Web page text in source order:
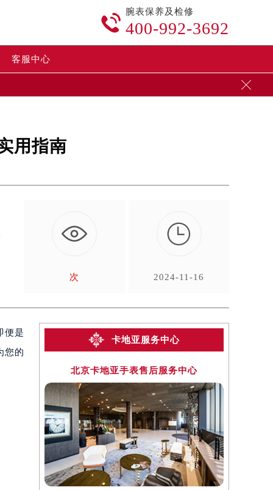

腕表保养及检修
400-992-3692
客服中心

用指南
次

2024-11-16
便是
您的
卡地亚服务中心
北京卡地亚手表售后服务中心